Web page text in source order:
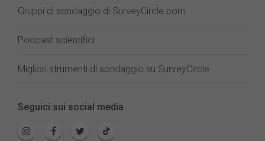
Gruppi di sondaggio di SurveyCircle.com
Podcast scientifici
Migliori strumenti di sondaggio su SurveyCircle
Seguici sui social media